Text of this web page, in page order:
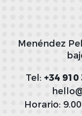
Menéndez
Tel: +34 910
Horario: